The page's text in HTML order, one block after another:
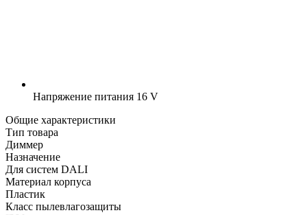
Напряжение питания 16 V
Общие характеристики
Тип товара
Диммер
Назначение
Для систем DALI
Материал корпуса
Пластик
Класс пылевлагозащиты